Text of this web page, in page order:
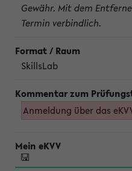
Gewähr. Mit dem
Termin verbindlich.
SkillsLab
Anmeldung über das